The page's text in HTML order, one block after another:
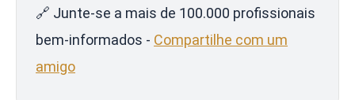
🔗 Junte-se a mais de 100.000 profissionais
bem-informados - Compartilhe com um
amigo